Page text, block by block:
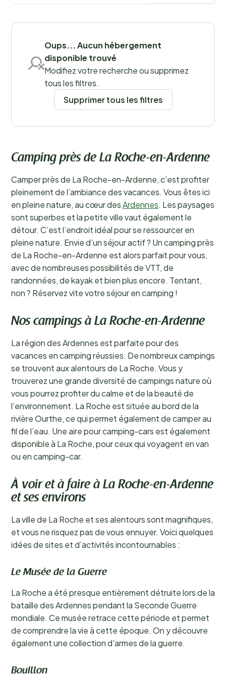
Sauvegarder les filtres
Oups... Aucun hébergement
disponible trouvé
Modifiez votre recherche ou supprimez
tous les filtres.
Supprimer tous les filtres
Camping près de La Roche-en-Ardenne
Camper près de La Roche-en-Ardenne, c’est profiter
pleinement de l’ambiance des vacances. Vous êtes ici
en pleine nature, au cœur desArdennes. Les paysages
sont superbes et la petite ville vaut également le
détour. C’est l’endroit idéal pour se ressourcer en
pleine nature. Envie d’un séjour actif ? Un camping près
de La Roche-en-Ardenne est alors parfait pour vous,
avec de nombreuses possibilités de VTT, de
randonnées, de kayak et bien plus encore. Tentant,
non ? Réservez vite votre séjour en camping !
Nos campings à La Roche-en-Ardenne
La région des Ardennes est parfaite pour des
vacances en camping réussies. De nombreux campings
se trouvent aux alentours de La Roche. Vous y
trouverez une grande diversité de campings nature où
vous pourrez profiter du calme et de la beauté de
l’environnement. La Roche est située au bord de la
rivière Ourthe, ce qui permet également de camper au
fil de l’eau. Une aire pour camping-cars est également
disponible à La Roche, pour ceux qui voyagent en van
ou en camping-car.
À voir et à faire à La Roche-en-Ardenne
et ses environs
La ville de La Roche et ses alentours sont magnifiques,
et vous ne risquez pas de vous ennuyer. Voici quelques
idées de sites et d’activités incontournables :
Le Musée de la Guerre
La Roche a été presque entièrement détruite lors de la
bataille des Ardennes pendant la Seconde Guerre
mondiale. Ce musée retrace cette période et permet
de comprendre la vie à cette époque. On y découvre
également une collection d’armes de la guerre.
Bouillon